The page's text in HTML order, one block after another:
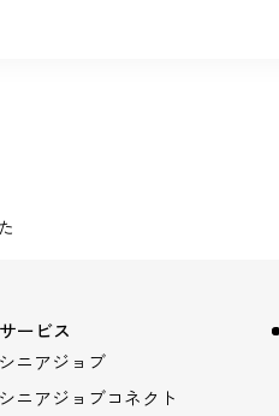
サービス
シニアジョブ
シニアジョブコネクト